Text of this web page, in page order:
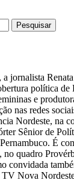
Pesquisar
jornalista
política de
e
nas redes
Nordeste, na
Sênior de
É
quadro
convidada
TV Nova